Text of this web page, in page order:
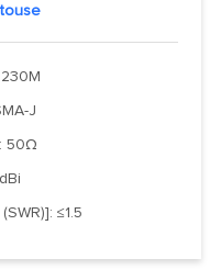
J
50Ω
≤1.5